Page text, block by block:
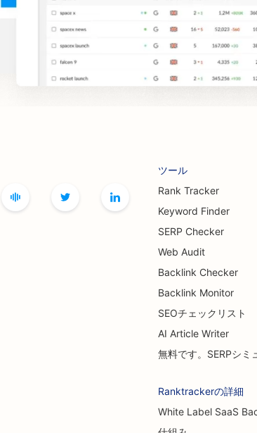
ツール
Rank Tracker
Keyword Finder
SERP Checker
Web Audit
Backlink Checker
Backlink Monitor
SEOチェックリスト
AI Article Writer
無料です。SERPシミ
Ranktrackerの詳細
White Label SaaS